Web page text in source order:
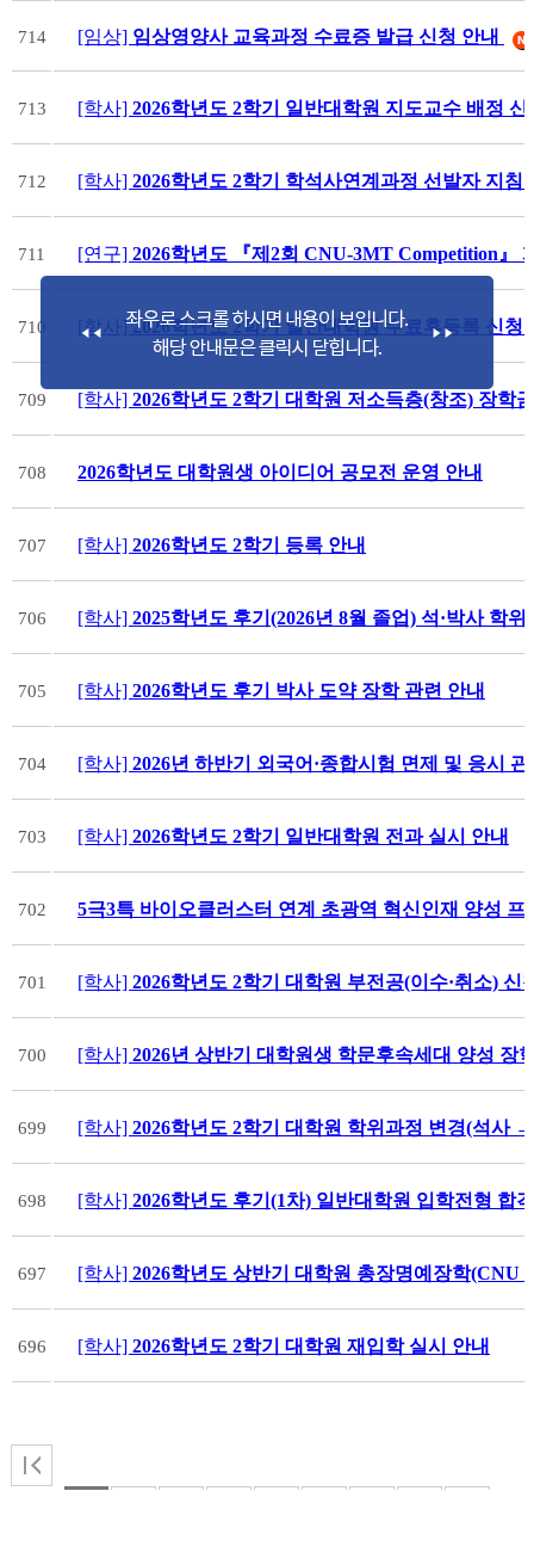
714 [임상] 임상영양사 교육과정 수료증 발급 신청 안내
713 [학사] 2026학년도 2학기 일반대학원 지도교수 배정 신
712 [학사] 2026학년도 2학기 학석사연계과정 선발자 지침
711 [연구] 2026학년도 『제2회 CNU-3MT Competition』
710 [학사]2026학년도 2학기 일반대학원 수료후등록 신청
709 [학사] 2026학년도 2학기 대학원 저소득층(창조) 장학
708 2026학년도 대학원생 아이디어 공모전 운영 안내
707 [학사] 2026학년도 2학기 등록 안내
706 [학사] 2025학년도 후기(2026년 8월 졸업) 석·박사 학
705 [학사] 2026학년도 후기 박사 도약 장학 관련 안내
704 [학사] 2026년 하반기 외국어·종합시험 면제 및 응시
703 [학사] 2026학년도 2학기 일반대학원 전과 실시 안내
702 5극3특 바이오클러스터 연계 초광역 혁신인재 양성 프
701 [학사] 2026학년도 2학기 대학원 부전공(이수·취소) 신
700 [학사] 2026년 상반기 대학원생 학문후속세대 양성 장
699 [학사] 2026학년도 2학기 대학원 학위과정 변경(석사
698 [학사] 2026학년도 후기(1차) 일반대학원 입학전형 합
697 [학사] 2026학년도 상반기 대학원 총장명예장학(CNU
696 [학사] 2026학년도 2학기 대학원 재입학 실시 안내